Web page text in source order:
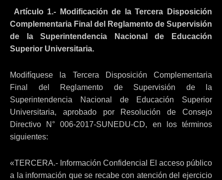
Artículo 1.- Modificación de la Tercera Disposición
Complementaria Final del Reglamento de Supervisión
de la Superintendencia Nacional de Educación
Superior Universitaria.
Modifíquese la Tercera Disposición Complementaria
Final del Reglamento de Supervisión de la
Superintendencia Nacional de Educación Superior
Universitaria, aprobado por Resolución de Consejo
Directivo N° 006-2017-SUNEDU-CD, en los términos
siguientes:
«TERCERA.- Información Confidencial El acceso público
a la información que se recabe con atención del ejercicio